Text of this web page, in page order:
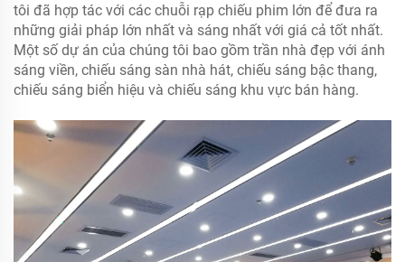
tôi đã hợp tác với các chuỗi rạp chiếu phim lớn để đưa ra
những giải pháp lớn nhất và sáng nhất với giá cả tốt nhất.
Một số dự án của chúng tôi bao gồm trần nhà đẹp với ánh
sáng viền, chiếu sáng sàn nhà hát, chiếu sáng bậc thang,
chiếu sáng biển hiệu và chiếu sáng khu vực bán hàng.